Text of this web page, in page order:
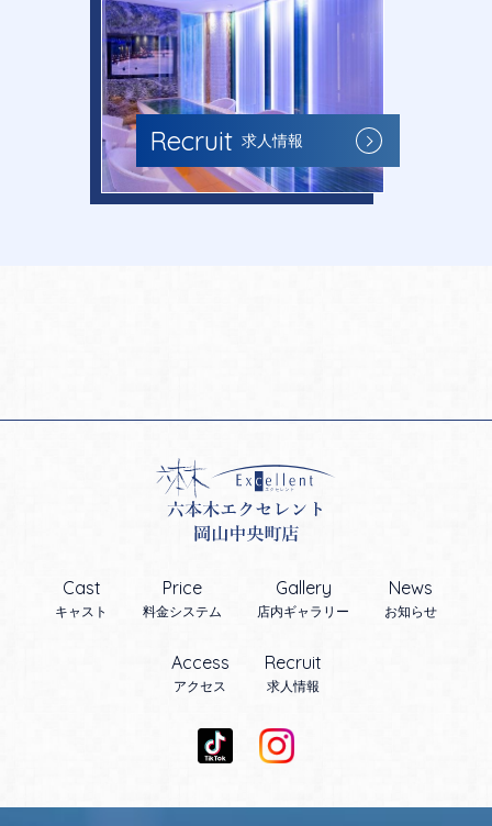
Recruit 求人情報
Cast
キャスト
Price
料金システム
Gallery
店内ギャラリー
News
お知らせ
Access
アクセス
Recruit
求人情報